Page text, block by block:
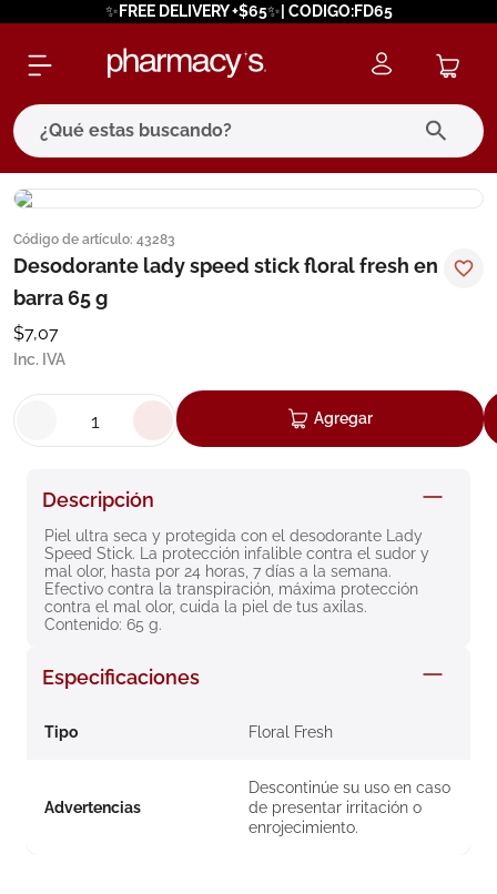
✨FREE DELIVERY +$65✨| CODIGO:FD65
¿Qué estas buscando?
Código de artículo: 43283
Desodorante lady speed stick floral fresh en
barra 65 g
$7,07
Inc. IVA
Agregar
Descripción
Piel ultra seca y protegida con el desodorante Lady
Speed Stick. La protección infalible contra el sudor y
mal olor, hasta por 24 horas, 7 días a la semana.
Efectivo contra la transpiración, máxima protección
contra el mal olor, cuida la piel de tus axilas.
Contenido: 65 g.
Especificaciones
Tipo Floral Fresh
Advertencias
Descontinúe su uso en caso
de presentar irritación o
enrojecimiento.
términos más buscados
1. eucerin
4.
5. cerave
roche posay
9. isdin
10.neumoflux